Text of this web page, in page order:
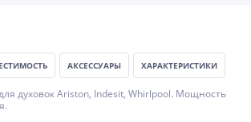
АКСЕССУАРЫ ХАРАКТЕРИСТИКИ
духовок Ariston, Indesit, Whirlpool. Мощность